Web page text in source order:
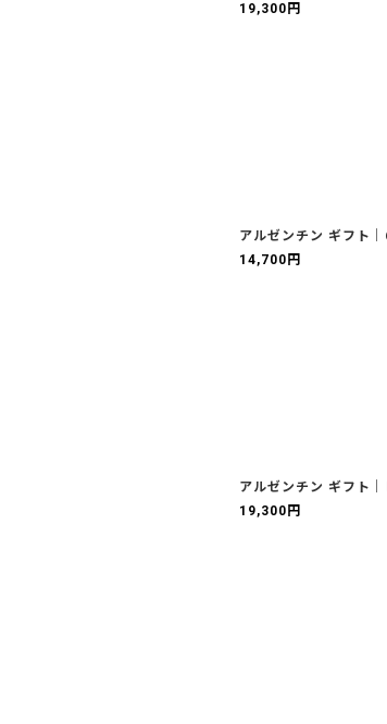
19,300 円
アルゼンチン ギフト
14,700 円
アルゼンチン ギフト
19,300 円